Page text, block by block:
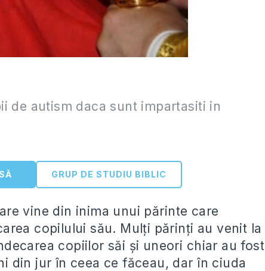
de autism daca sunt impartasiti in
GRUP DE STUDIU BIBLIC
vine din inima unui părinte care
copilului său. Mulți părinți au venit la
copiilor săi și uneori chiar au fost
din jur în ceea ce făceau, dar în ciuda